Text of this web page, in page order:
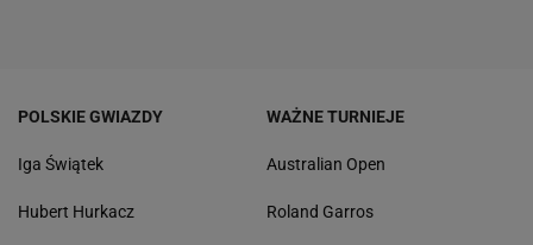
POLSKIE GWIAZDY
Iga Świątek
Hubert Hurkacz
WAŻNE TURNIEJE
Australian Open
Roland Garros